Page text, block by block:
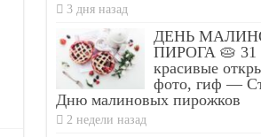
3 дня назад
ДЕНЬ
ПИРОГА 🥧 31
красивые
фото, гиф —
Дню малиновых пирожков
2 недели назад